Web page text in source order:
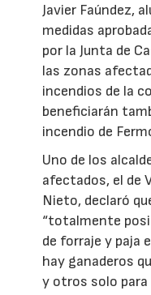
Javier Faúndez,
medidas
por la Junta de
las zonas
incendios de la
beneficiarán
incendio de
Uno de los
afectados, el de
Nieto, declaró
“totalmente
de forraje y paja
hay ganaderos
y otros solo